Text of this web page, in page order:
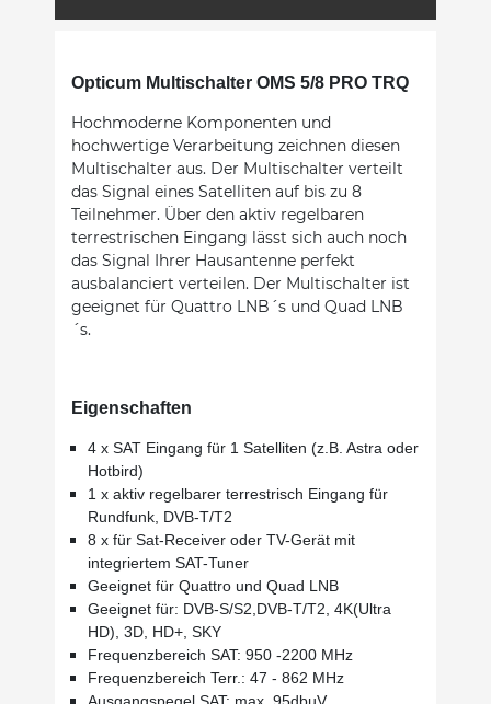
Opticum Multischalter OMS 5/8 PRO TRQ
Hochmoderne Komponenten und
hochwertige Verarbeitung zeichnen diesen
Multischalter aus. Der Multischalter verteilt
das Signal eines Satelliten auf bis zu 8
Teilnehmer. Über den aktiv regelbaren
terrestrischen Eingang lässt sich auch noch
das Signal Ihrer Hausantenne perfekt
ausbalanciert verteilen. Der Multischalter ist
geeignet für Quattro LNB´s und Quad LNB
´s.
Eigenschaften
4 x SAT Eingang für 1 Satelliten (z.B. Astra oder
Hotbird)
1 x aktiv regelbarer terrestrisch Eingang für
Rundfunk, DVB-T/T2
8 x für Sat-Receiver oder TV-Gerät mit
integriertem SAT-Tuner
Geeignet für Quattro und Quad LNB
Geeignet für: DVB-S/S2,DVB-T/T2, 4K(Ultra
HD), 3D, HD+, SKY
Frequenzbereich SAT: 950 -2200 MHz
Frequenzbereich Terr.: 47 - 862 MHz